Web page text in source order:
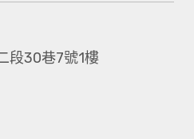
段30巷7號1樓